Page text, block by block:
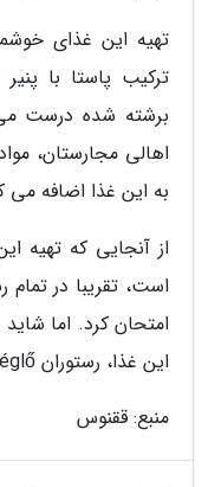
تهیه این غذای
برشته شده درست
اهالی مجارستان،
به این غذا اضافه می
از آنجایی که تهیه
است، تقریبا در
امتحان کرد. اما
این غذا، رستوران Újpesti Kakukk Vendéglő باشد.
منبع: ققنوس